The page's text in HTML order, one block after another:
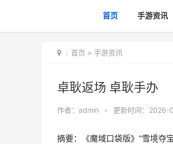
首页 手游资讯
首页 > 手游资讯
卓耿返场 卓耿手办
作者： admin • 更新时间：2026-
摘要：​《魔域口袋版》“雪境夺